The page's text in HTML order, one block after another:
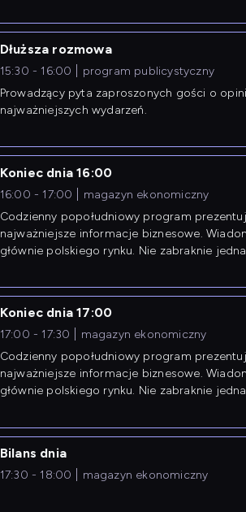
Dłuższa rozmowa
15:30 - 16:00
program publicystyczny
Prowadzący pyta zaproszonych gości o
najważniejszych wydarzeń.
Koniec dnia 16:00
16:00 - 17:00
magazyn ekonomiczny
Codzienny popołudniowy program
najważniejsze informacje biznesowe.
głównie polskiego rynku. Nie zabraknie
Koniec dnia 17:00
17:00 - 17:30
magazyn ekonomiczny
Codzienny popołudniowy program
najważniejsze informacje biznesowe.
głównie polskiego rynku. Nie zabraknie
Bilans dnia
17:30 - 18:00 magazyn ekonomiczny